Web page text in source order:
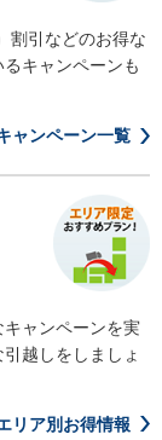
割引などのお得な
キャンペーンも
ャンペーン一覧
ャンペーンを実
越しをしましょ
リア別お得情報